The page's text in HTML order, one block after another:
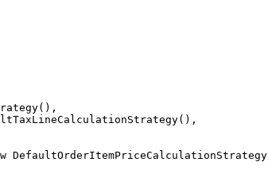
(),
(),
DefaultOrderItemPriceCalculationStrategy